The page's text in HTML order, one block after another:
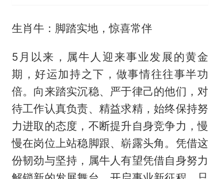
生肖牛：脚踏实地，惊喜常伴
5月以来，属牛人迎来事业发展的黄金
期，好运加持之下，做事情往往事半功
倍。向来踏实沉稳、严于律己的他们，对
待工作认真负责、精益求精，始终保持努
力进取的态度，不断提升自身竞争力，慢
慢在岗位上站稳脚跟、崭露头角。凭借这
份韧劲与坚持，属牛人有望凭借自身努力